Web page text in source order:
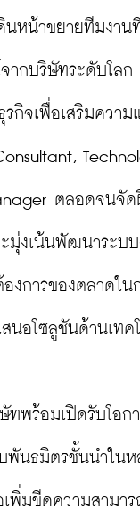
หน้าขยายทีมงาน
ากบริษัทระดับโลก
กิจเพื่อเสริมความ
ตลอดจนจั
มุ่งเน้นพัฒนาระบบ
งการของตลาดใน
นอโซลูชันด้านเทค
พร้อมเปิดรับโอก
พันธมิตรชั้นนำในห
พิ่มขีดความสามาร